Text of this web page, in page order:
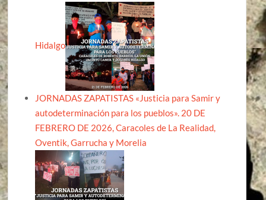
Hidalgo
JORNADAS ZAPATISTAS «Justicia para Samir y
autodeterminación para los pueblos». 20 DE
FEBRERO DE 2026, Caracoles de La Realidad,
Oventik, Garrucha y Morelia